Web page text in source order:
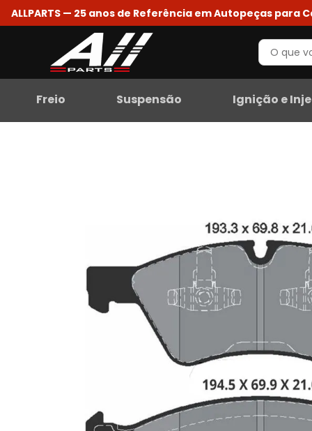
ALLPARTS — 25 anos de Referência em Autopeças para
Freio Suspensão Ignição e